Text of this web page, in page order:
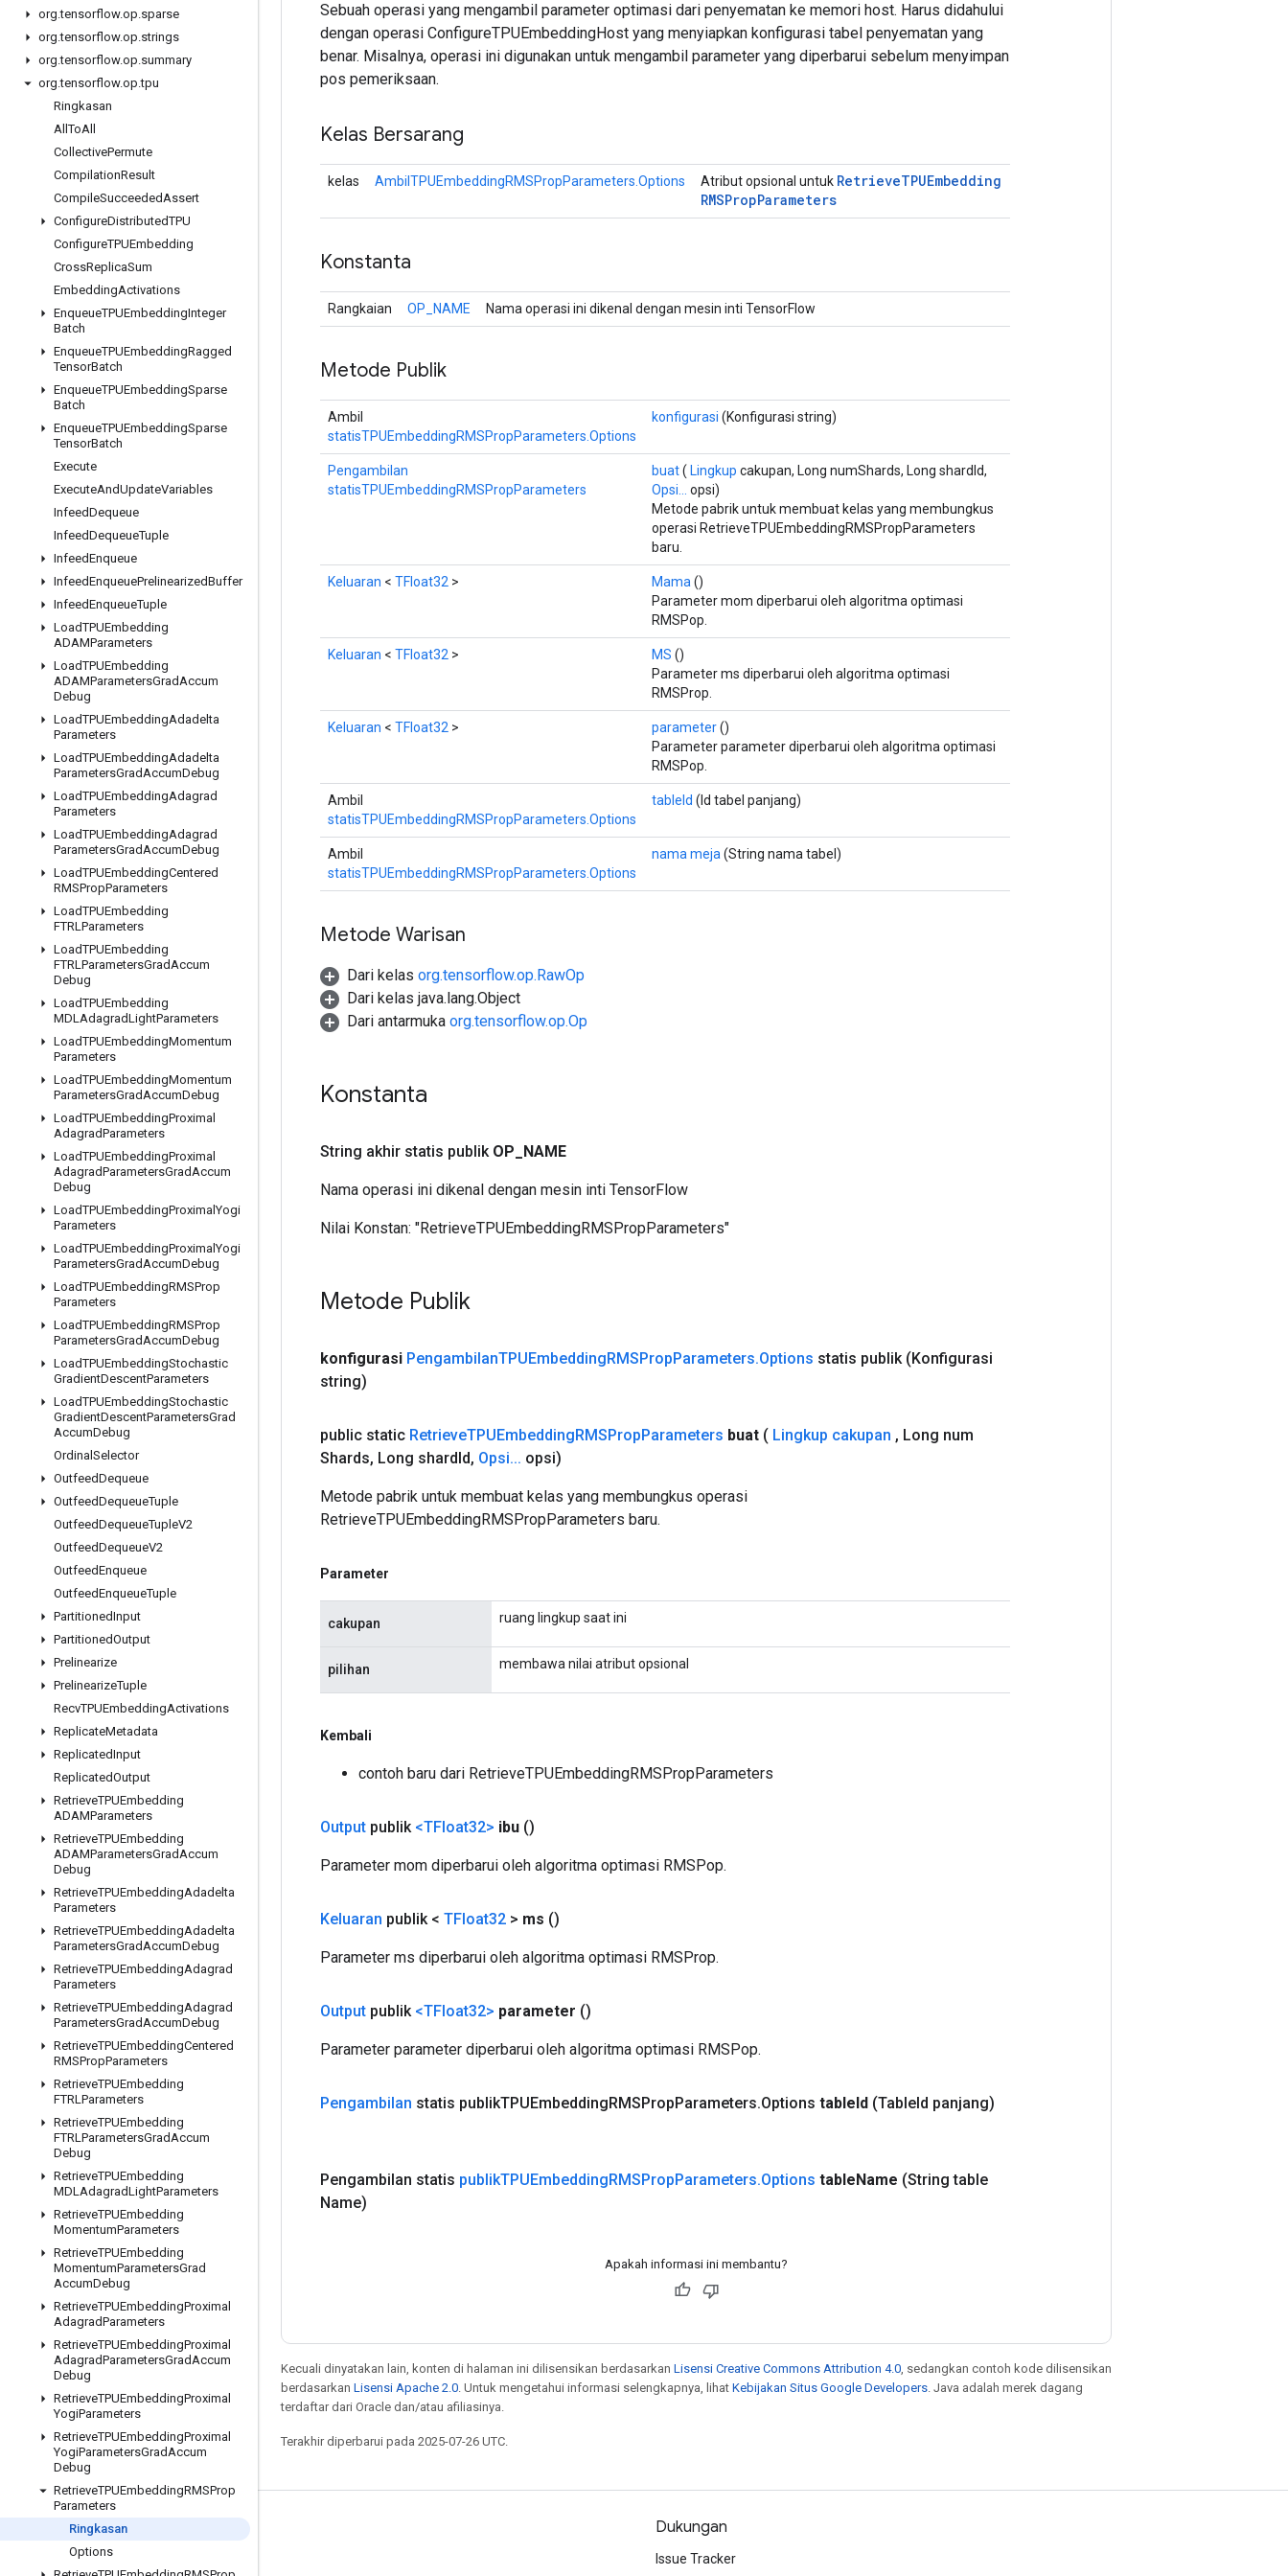
org.tensorflow.op.sparse
org.tensorflow.op.strings
org.tensorflow.op.summary
org.tensorflow.op.tpu
Ringkasan
AllToAll
CollectivePermute
CompilationResult
CompileSucceededAssert
ConfigureDistributedTPU
ConfigureTPUEmbedding
CrossReplicaSum
EmbeddingActivations
EnqueueTPUEmbeddingInteger
Batch
EnqueueTPUEmbeddingRagged
TensorBatch
EnqueueTPUEmbeddingSparse
Batch
EnqueueTPUEmbeddingSparse
TensorBatch
Execute
ExecuteAndUpdateVariables
InfeedDequeue
InfeedDequeueTuple
InfeedEnqueue
InfeedEnqueuePrelinearizedBuffer
InfeedEnqueueTuple
LoadTPUEmbedding
ADAMParameters
LoadTPUEmbedding
ADAMParametersGradAccum
Debug
LoadTPUEmbeddingAdadelta
Parameters
LoadTPUEmbeddingAdadelta
ParametersGradAccumDebug
LoadTPUEmbeddingAdagrad
Parameters
LoadTPUEmbeddingAdagrad
ParametersGradAccumDebug
LoadTPUEmbeddingCentered
RMSPropParameters
LoadTPUEmbedding
FTRLParameters
LoadTPUEmbedding
FTRLParametersGradAccum
Debug
LoadTPUEmbedding
MDLAdagradLightParameters
LoadTPUEmbeddingMomentum
Parameters
LoadTPUEmbeddingMomentum
ParametersGradAccumDebug
LoadTPUEmbeddingProximal
AdagradParameters
LoadTPUEmbeddingProximal
AdagradParametersGradAccum
Debug
LoadTPUEmbeddingProximalYogi
Parameters
LoadTPUEmbeddingProximalYogi
ParametersGradAccumDebug
LoadTPUEmbeddingRMSProp
Parameters
LoadTPUEmbeddingRMSProp
ParametersGradAccumDebug
LoadTPUEmbeddingStochastic
GradientDescentParameters
LoadTPUEmbeddingStochastic
GradientDescentParametersGrad
AccumDebug
Ordinal Selector
OutfeedDequeue
OutfeedDequeueTuple
OutfeedDequeueTupleV2
OutfeedDequeueV2
OutfeedEnqueue
OutfeedEnqueueTuple
PartitionedInput
PartitionedOutput
Prelinearize
PrelinearizeTuple
RecvTPUEmbeddingActivations
ReplicateMetadata
ReplicatedInput
ReplicatedOutput
RetrieveTPUEmbedding
ADAMParameters
RetrieveTPUEmbedding
ADAMParametersGradAccum
Debug
RetrieveTPUEmbeddingAdadelta
Parameters
RetrieveTPUEmbeddingAdadelta
ParametersGradAccumDebug
RetrieveTPUEmbeddingAdagrad
Parameters
RetrieveTPUEmbeddingAdagrad
ParametersGradAccumDebug
RetrieveTPUEmbeddingCentered
RMSPropParameters
RetrieveTPUEmbedding
FTRLParameters
RetrieveTPUEmbedding
FTRLParametersGradAccum
Debug
RetrieveTPUEmbedding
MDLAdagradLightParameters
RetrieveTPUEmbedding
MomentumParameters
RetrieveTPUEmbedding
MomentumParametersGrad
AccumDebug
RetrieveTPUEmbeddingProximal
AdagradParameters
RetrieveTPUEmbeddingProximal
AdagradParametersGradAccum
Debug
RetrieveTPUEmbeddingProximal
YogiParameters
RetrieveTPUEmbeddingProximal
YogiParametersGradAccum
Debug
RetrieveTPUEmbeddingRMSProp
Parameters
Ringkasan
Options
Sebuah operasi yang mengambil parameter optimasi dari penyematan ke memori host. Harus didahului
dengan operasi ConfigureTPUEmbeddingHost yang menyiapkan konfigurasi tabel penyematan yang
benar. Misalnya, operasi ini digunakan untuk mengambil parameter yang diperbarui sebelum menyimpan
pos pemeriksaan.
Kelas Bersarang
kelas AmbilTPUEmbeddingRMSPropParameters.Options Atribut opsional untuk RetrieveTPUEmbedding
RMSPropParameters
Konstanta
Rangkaian OP_NAME Nama operasi ini dikenal dengan mesin inti TensorFlow
Metode Publik
Ambil
statisTPUEmbeddingRMSPropParameters.Options
konfigurasi (Konfigurasi string)
Pengambilan
statisTPUEmbeddingRMSPropParameters
buat( Lingkup cakupan, Long numShards, Long shardId,
Opsi...
opsi)
Metode pabrik untuk membuat kelas yang membungkus
operasi RetrieveTPUEmbeddingRMSPropParameters
baru.
Keluaran < TFloat32 > Mama ()
Parameter mom diperbarui oleh algoritma optimasi
RMSPop.
Keluaran < TFloat32 > MS ()
Parameter ms diperbarui oleh algoritma optimasi
RMSProp.
Keluaran < TFloat32 > parameter()
Parameter parameter diperbarui oleh algoritma optimasi
RMSPop.
Ambil
statisTPUEmbeddingRMSPropParameters.Options
tableId (Id tabel panjang)
Ambil
statisTPUEmbeddingRMSPropParameters.Options
nama meja (String nama tabel)
Metode Warisan
Dari kelas org.tensorflow.op.RawOp
Dari kelas java.lang.Object
Dari antarmuka org.tensorflow.op.Op
Konstanta
String akhir statis publik OP NAME
Nama operasi ini dikenal dengan mesin inti TensorFlow
Nilai Konstan: "RetrieveTPUEmbeddingRMSPropParameters"
Metode Publik
konfigurasi PengambilanTPUEmbeddingRMSPropParameters.Options statis publik (Konfigurasi
string)
public static RetrieveTPUEmbeddingRMSPropParameters buat ( Lingkup cakupan , Long num
Shards, Long shardId, Opsi... opsi)
Metode pabrik untuk membuat kelas yang membungkus operasi
RetrieveTPUEmbeddingRMSPropParameters baru.
Parameter
cakupan ruang lingkup saat ini
pilihan membawa nilai atribut opsional
Kembali
contoh baru dari RetrieveTPUEmbeddingRMSPropParameters
Output publik <TFloat32> ibu ()
Parameter mom diperbarui oleh algoritma optimasi RMSPop.
Keluaran publik < TFloat32 > ms ()
Parameter ms diperbarui oleh algoritma optimasi RMSProp.
Output publik <TFloat32> parameter ()
Parameter parameter diperbarui oleh algoritma optimasi RMSPop.
Pengambilan statis publikTPUEmbeddingRMSPropParameters.Options tableId (TableId panjang)
Pengambilan statis publikTPUEmbeddingRMSPropParameters.Options tableName (String table
Name)
Apakah informasi ini membantu?
Kecuali dinyatakan lain, konten di halaman ini dilisensikan berdasarkan Lisensi Creative Commons Attribution 4.0 , sedangkan contoh kode dilisensikan
berdasarkan Lisensi Apache 2.0 . Untuk mengetahui informasi selengkapnya, lihat Kebijakan Situs Google Developers . Java adalah merek dagang
terdaftar dari Oracle dan/atau afiliasinya.
Terakhir diperbarui pada 2025-07-26 UTC.
Tetap terhubung Dukungan
Issue Tracker